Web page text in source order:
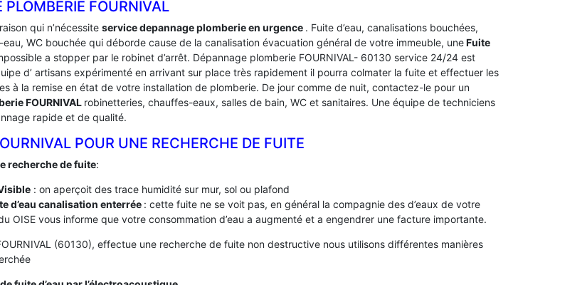
PLOMBERIE FOURNIVAL
qui n’nécessite service depannage plomberie en urgence . Fuite d’eau, canalisations bouchées,
WC bouchée qui déborde cause de la canalisation évacuation général de votre immeuble, uneFuite
a stopper par le robinet d’arrêt. Dépannage plomberie FOURNIVAL- 60130 service 24/24 est
d’ artisans expérimenté en arrivant sur place très rapidement il pourra colmater la fuite et effectuer les
à la remise en état de votre installation de plomberie. De jour comme de nuit, contactez-le pour un
FOURNIVAL robinetteries, chauffes-eaux, salles de bain, WC et sanitaires. Une équipe de techniciens
rapide et de qualité.
POUR UNE RECHERCHE DE FUITE
recherche de fuite:
: on aperçoit des trace humidité sur mur, sol ou plafond
d’eau canalisation enterrée : cette fuite ne se voit pas, en général la compagnie des d’eaux de votre
OISE vous informe que votre consommation d’eau a augmenté et a engendrer une facture importante.
(60130), effectue une recherche de fuite non destructive nous utilisons différentes manières